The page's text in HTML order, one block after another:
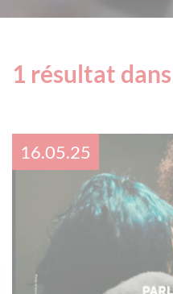
1 résultat
16.05.25